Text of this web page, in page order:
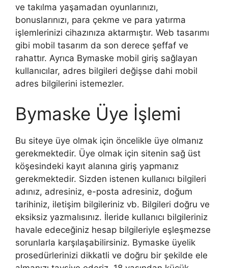
ve takılma yaşamadan oyunlarınızı,
bonuslarınızı, para çekme ve para yatırma
işlemlerinizi cihazınıza aktarmıştır. Web tasarımı
gibi mobil tasarım da son derece şeffaf ve
rahattır. Ayrıca Bymaske mobil giriş sağlayan
kullanıcılar, adres bilgileri değişse dahi mobil
adres bilgilerini istemezler.
Bymaske Üye İşlemi
Bu siteye üye olmak için öncelikle üye olmanız
gerekmektedir. Üye olmak için sitenin sağ üst
köşesindeki kayıt alanına giriş yapmanız
gerekmektedir. Sizden istenen kullanıcı bilgileri
adınız, adresiniz, e-posta adresiniz, doğum
tarihiniz, iletişim bilgileriniz vb. Bilgileri doğru ve
eksiksiz yazmalısınız. İleride kullanıcı bilgileriniz
havale edeceğiniz hesap bilgileriyle eşleşmezse
sorunlarla karşılaşabilirsiniz. Bymaske üyelik
prosedürlerinizi dikkatli ve doğru bir şekilde ele